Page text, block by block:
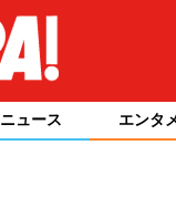
ニュース エンタ